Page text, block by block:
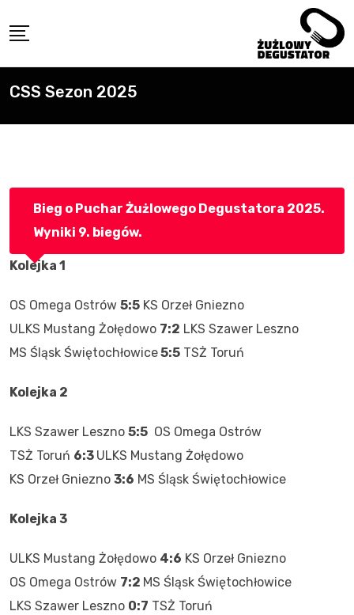
to
CSS Sezon 2025
Bieg o Puchar Żużlowego Degustatora 2025.
Wyniki 9. biegów.
Kolejka 1
OS Omega Ostrów 5:5 KS Orzeł Gniezno
ULKS Mustang Żołędowo 7:2 LKS Szawer Leszno
MS Śląsk Świętochłowice5:5 TSŻ Toruń
Kolejka 2
LKS Szawer Leszno 5:5 OS Omega Ostrów
TSŻ Toruń 6:3 ULKS Mustang Żołędowo
KS Orzeł Gniezno 3:6 MS Śląsk Świętochłowice
Kolejka 3
ULKS Mustang Żołędowo 4:6 KS Orzeł Gniezno
OS Omega Ostrów 7:2 MS Śląsk Świętochłowice
LKS Szawer Leszno 0:7 TSŻ Toruń